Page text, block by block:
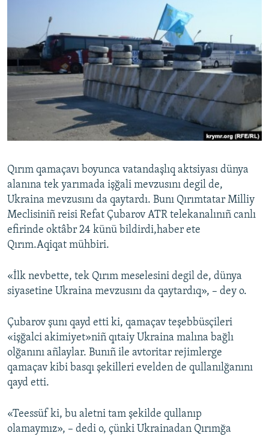
BLOGLAR
FİKİR
Русский
Українською
RFE/RS bütün saytları
Qırım qamaçavı boyunca vatandaşlıq aktsiyası dünya
alanına tek yarımada işğali mevzusını degil de,
Ukraina mevzusını da qaytardı. Bunı Qırımtatar Milliy
Meclisiniñ reisi Refat Çubarov ATR telekanalınıñ canlı
efirinde oktâbr 24 künü bildirdi,haber ete
Qırım.Aqiqat mühbiri.
«İlk nevbette, tek Qırım meselesini degil de, dünya
siyasetine Ukraina mevzusını da qaytardıq», – dey o.
Çubarov şunı qayd etti ki, qamaçav teşebbüsçileri
«işğalci akimiyet»niñ qıtaiy Ukraina malına bağlı
olğanını añlaylar. Bunıñ ile avtoritar rejimlerge
qamaçav kibi basqı şekilleri evelden de qullanılğanını
qayd etti.
«Teessüf ki, bu aletni tam şekilde qullanıp
olamaymız», – dedi o, çünki Ukrainadan Qırımğa